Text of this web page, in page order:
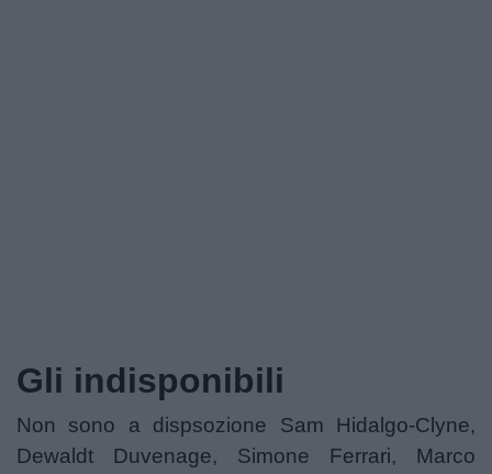
Gli indisponibili
Non sono a dispsozione Sam Hidalgo-Clyne,
Dewaldt Duvenage, Simone Ferrari, Marco